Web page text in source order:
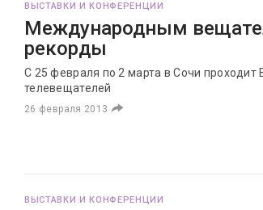
ВЫСТАВКИ И КОНФЕРЕНЦИИ
Международным
рекорды
С 25 февраля по 2 марта в Сочи
телевещателей
26 февраля 2013
ВЫСТАВКИ И КОНФЕРЕНЦИИ